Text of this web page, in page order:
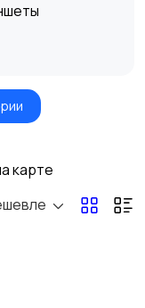
карте